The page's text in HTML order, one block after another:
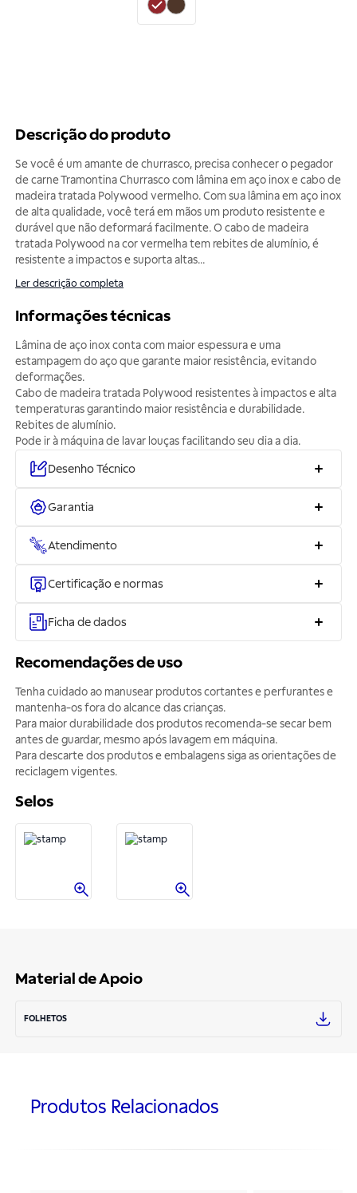
Descrição do produto
Se você é um amante de churrasco, precisa conhecer o pegador
de carne Tramontina Churrasco com lâmina em aço inox e cabo de
madeira tratada Polywood vermelho. Com sua lâmina em aço inox
de alta qualidade, você terá em mãos um produto resistente e
durável que não deformará facilmente. O cabo de madeira
tratada Polywood na cor vermelha tem rebites de alumínio, é
resistente a impactos e suporta altas...
Ler descrição completa
Informações técnicas
Lâmina de aço inox conta com maior espessura e uma
estampagem do aço que garante maior resistência, evitando
deformações.
Cabo de madeira tratada Polywood resistentes à impactos e alta
temperaturas garantindo maior resistência e durabilidade.
Rebites de alumínio.
Pode ir à máquina de lavar louças facilitando seu dia a dia.
Desenho Técnico
Garantia
Atendimento
Certificação e normas
Ficha de dados
Recomendações de uso
Tenha cuidado ao manusear produtos cortantes e perfurantes e
mantenha-os fora do alcance das crianças.
Para maior durabilidade dos produtos recomenda-se secar bem
antes de guardar, mesmo após lavagem em máquina.
Para descarte dos produtos e embalagens siga as orientações de
reciclagem vigentes.
Selos
Material de Apoio
FOLHETOS
Produtos Relacionados